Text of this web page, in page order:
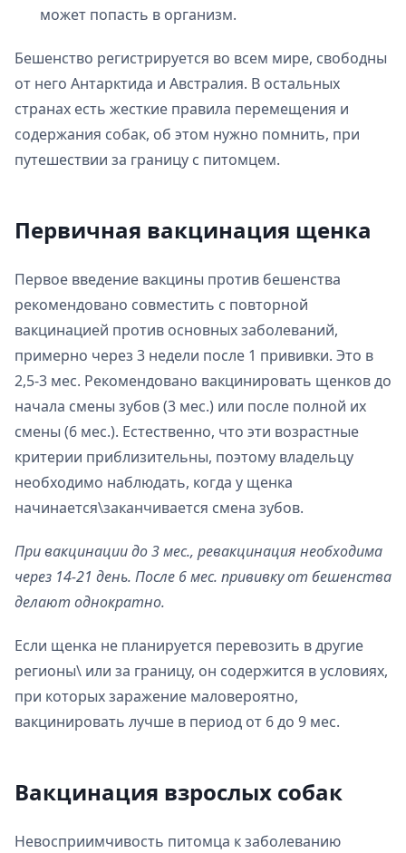
может попасть в организм.
Бешенство регистрируется во всем мире, свободны
от него Антарктида и Австралия. В остальных
странах есть жесткие правила перемещения и
содержания собак, об этом нужно помнить, при
путешествии за границу с питомцем.
Первичная вакцинация щенка
Первое введение вакцины против бешенства
рекомендовано совместить с повторной
вакцинацией против основных заболеваний,
примерно через 3 недели после 1 прививки. Это в
2,5-3 мес. Рекомендовано вакцинировать щенков до
начала смены зубов (3 мес.) или после полной их
смены (6 мес.). Естественно, что эти возрастные
критерии приблизительны, поэтому владельцу
необходимо наблюдать, когда у щенка
начинается\заканчивается смена зубов.
При вакцинации до 3 мес., ревакцинация необходима
через 14-21 день. После 6 мес. прививку от бешенства
делают однократно.
Если щенка не планируется перевозить в другие
регионы\ или за границу, он содержится в условиях,
при которых заражение маловероятно,
вакцинировать лучше в период от 6 до 9 мес.
Вакцинация взрослых собак
Невосприимчивость питомца к заболеванию